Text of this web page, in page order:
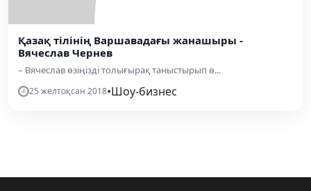
Қазақ тілінің Варшавадағы жанашыры -
Вячеслав Чернев
– Вячеслав өзіңізді толығырақ таныстырып ө...
25 желтоқсан 2018•Шоу-бизнес